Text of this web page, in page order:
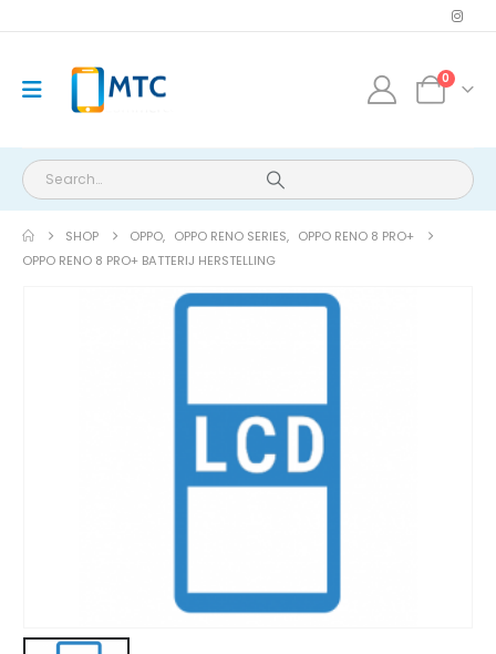
0
SHOP OPPO, OPPO RENO SERIES, OPPO RENO 8 PRO+
OPPO RENO 8 PRO+ BATTERIJ HERSTELLING